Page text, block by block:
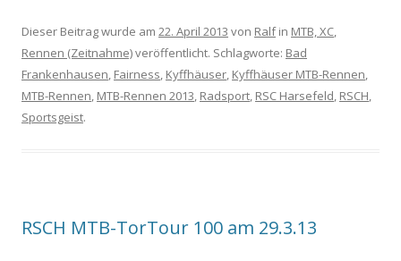
Dieser Beitrag wurde am 22. April 2013 von Ralfin MTB, XC,
Rennen (Zeitnahme)veröffentlicht. Schlagworte: Bad
Frankenhausen, Fairness, Kyffhäuser, Kyffhäuser MTB-Rennen,
MTB-Rennen, MTB-Rennen 2013, Radsport, RSC Harsefeld, RSCH,
Sportsgeist.
RSCH MTB-TorTour 100 am 29.3.13